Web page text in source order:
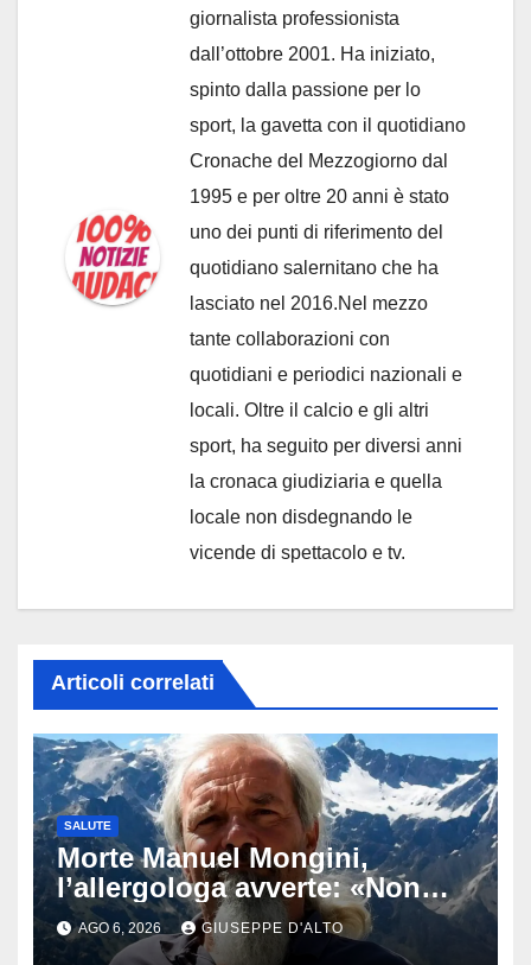
giornalista professionista
dall’ottobre 2001. Ha iniziato,
spinto dalla passione per lo
sport, la gavetta con il quotidiano
Cronache del Mezzogiorno dal
1995 e per oltre 20 anni è stato
uno dei punti di riferimento del
quotidiano salernitano che ha
lasciato nel 2016.Nel mezzo
tante collaborazioni con
quotidiani e periodici nazionali e
locali. Oltre il calcio e gli altri
sport, ha seguito per diversi anni
la cronaca giudiziaria e quella
locale non disdegnando le
vicende di spettacolo e tv.
Articoli correlati
SALUTE
Morte Manuel Mongini,
l’allergologa avverte: «Non
aspettate di sapere se siete
allergici»
AGO 6, 2026 GIUSEPPE D'ALTO